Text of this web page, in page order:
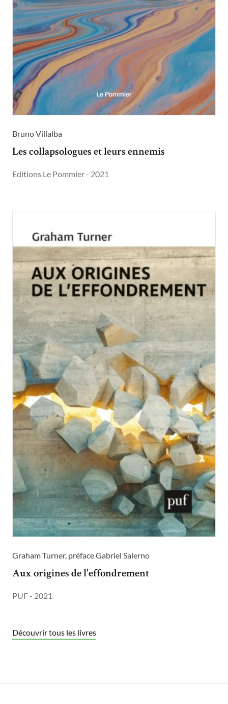
Bruno Villalba
Les collapsologues et leurs ennemis
Editions Le Pommier - 2021
Graham Turner, préface Gabriel Salerno
Aux origines de l'effondrement
PUF - 2021
Découvrir tous les livres